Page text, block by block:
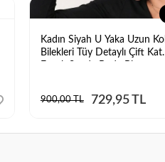
Kadın Siyah U Yaka Uzun Kol
Bilekleri Tüy Detaylı Çift Kat
900,00 TL 729,95 TL